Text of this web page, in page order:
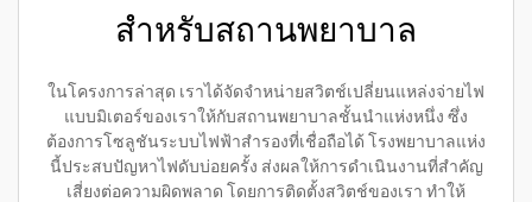
สำหรับสถานพยาบาล
ในโครงการล่าสุด เราได้จัดจำหน่ายสวิตช์เปลี่ยนแหล่งจ่ายไฟ
แบบมิเตอร์ของเราให้กับสถานพยาบาลชั้นนำแห่งหนึ่ง ซึ่ง
ต้องการโซลูชันระบบไฟฟ้าสำรองที่เชื่อถือได้ โรงพยาบาลแห่ง
นี้ประสบปัญหาไฟดับบ่อยครั้ง ส่งผลให้การดำเนินงานที่สำคัญ
เสี่ยงต่อความผิดพลาด โดยการติดตั้งสวิตช์ของเรา ทำให้